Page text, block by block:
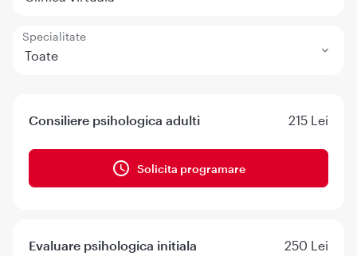
Specialitate
Toate
Consiliere psihologica adulti 215 Lei
Solicita programare
Evaluare psihologica initiala 250 Lei